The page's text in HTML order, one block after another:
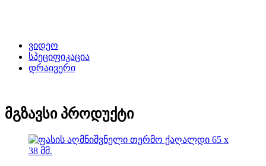
ვიდეო
სპეციფიკაცია
დრაივერი
მგზავსი პროდუქტი